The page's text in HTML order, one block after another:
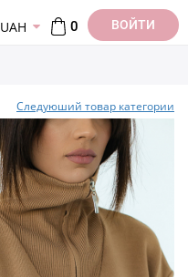
UAH 0 ВОЙТИ
Следуюший товар категории